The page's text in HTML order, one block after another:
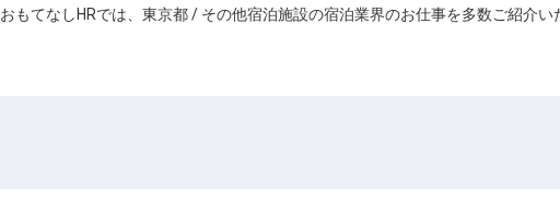
おもてなしHRでは、東京都 / その他宿泊施設の宿泊業界のお仕事を多数ご紹介い